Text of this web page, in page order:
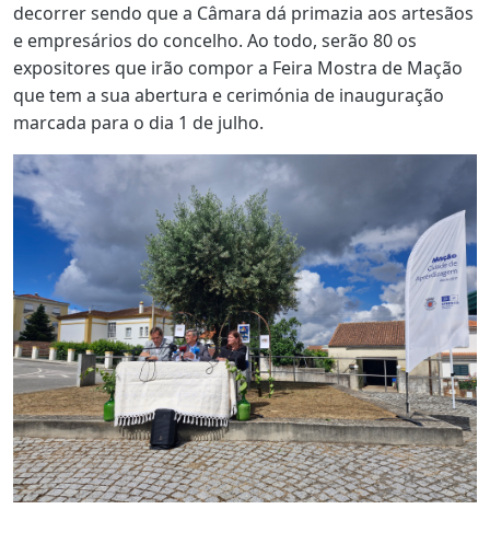
decorrer sendo que a Câmara dá primazia aos artesãos
e empresários do concelho. Ao todo, serão 80 os
expositores que irão compor a Feira Mostra de Mação
que tem a sua abertura e cerimónia de inauguração
marcada para o dia 1 de julho.